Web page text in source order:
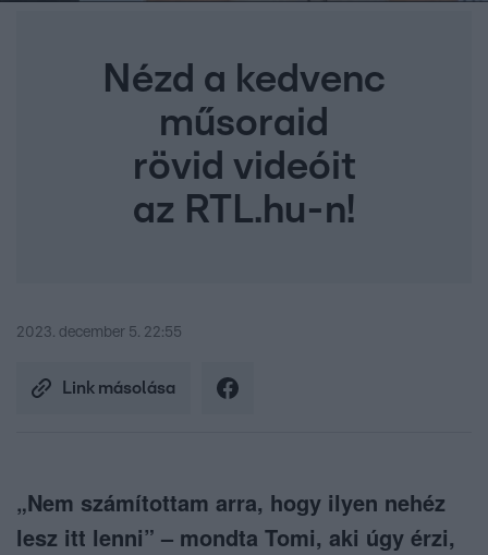
Nézd a kedvenc
műsoraid
rövid videóit
az RTL.hu-n!
2023. december 5. 22:55
Link másolása
„Nem számítottam arra, hogy ilyen nehéz
lesz itt lenni” – mondta Tomi, aki úgy érzi,